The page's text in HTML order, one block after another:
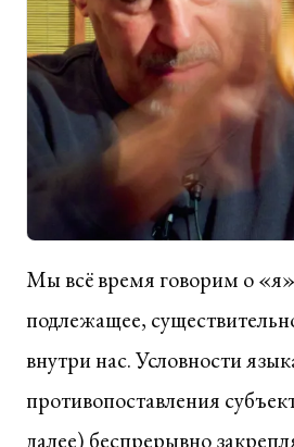
Мы всё время говорим о «я»
подлежащее,
внутри нас. Условности
противопоставления
далее) беспрерывно